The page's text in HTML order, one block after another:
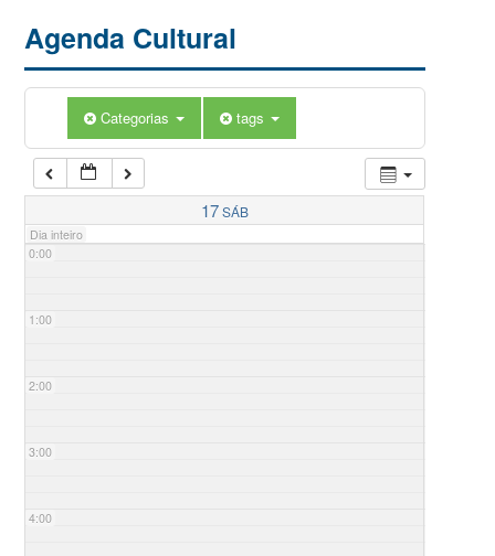
Agenda Cultural
Categorias tags
17SÁB
Dia inteiro
0:00
1:00
2:00
3:00
4:00